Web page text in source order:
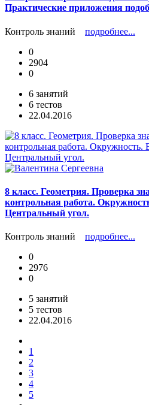
Практические приложения
Контроль знаний подробнее...
0
2904
0
6 занятий
6 тестов
22.04.2016
8 класс. Геометрия. Проверка
контрольная работа.
Центральный угол.
Контроль знаний подробнее...
0
2976
0
5 занятий
5 тестов
22.04.2016
1
2
3
4
5